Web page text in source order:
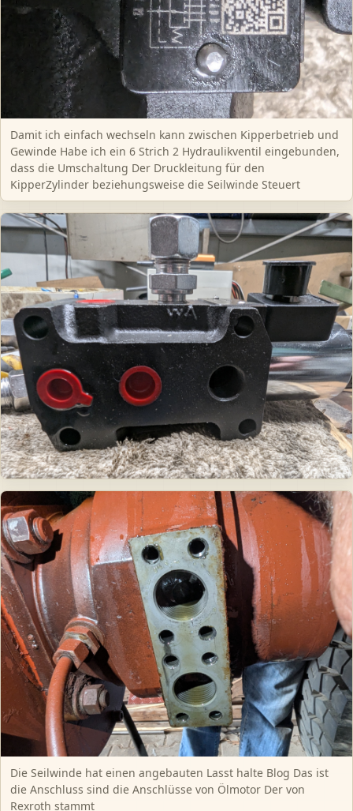
Damit ich einfach wechseln kann zwischen Kipperbetrieb und
Gewinde Habe ich ein 6 Strich 2 Hydraulikventil eingebunden,
dass die Umschaltung Der Druckleitung für den
KipperZylinder beziehungsweise die Seilwinde Steuert
Die Seilwinde hat einen angebauten Lasst halte Blog Das ist
die Anschluss sind die Anschlüsse von Ölmotor Der von
Rexroth stammt